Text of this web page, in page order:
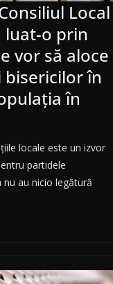
Local
luat-o prin
vor să aloce
bisericilor în
în
locale este un izvor
partidele
au nicio legătură